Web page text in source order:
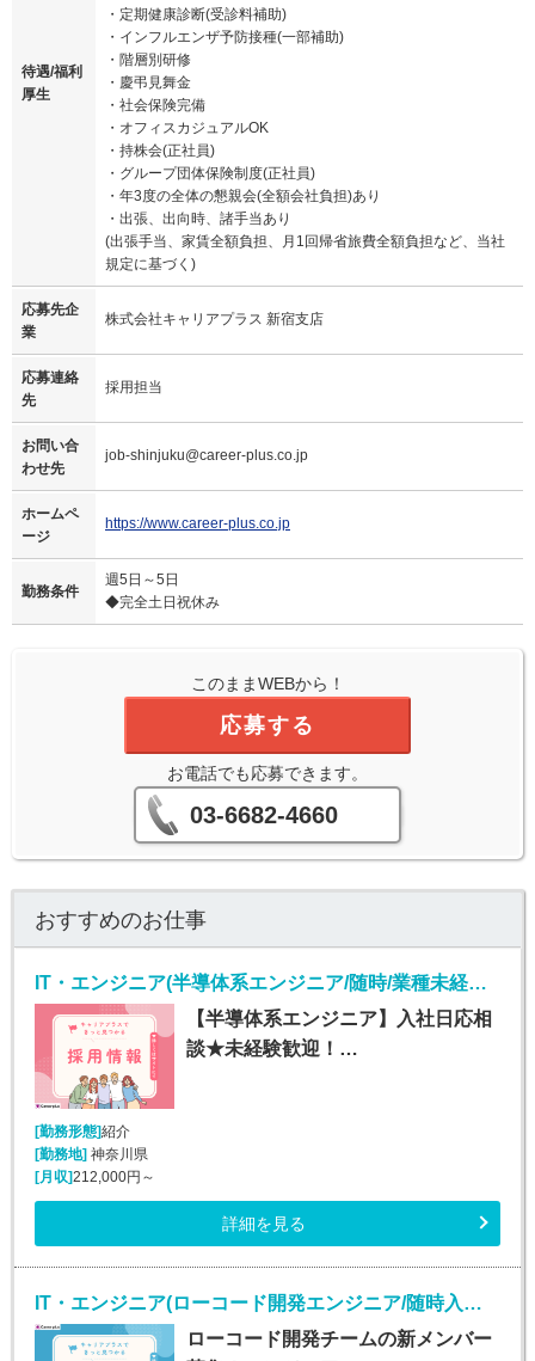
待遇/福利
厚生
・定期健康診断(受診料補助)
・インフルエンザ予防接種(一部補助)
・階層別研修
・慶弔見舞金
・社会保険完備
・オフィスカジュアルOK
・持株会(正社員)
・グループ団体保険制度(正社員)
・年3度の全体の懇親会(全額会社負担)あり
・出張、出向時、諸手当あり
(出張手当、家賃全額負担、月1回帰省旅費全額負担など、当社
規定に基づく)
応募先企
業
株式会社キャリアプラス 新宿支店
応募連絡
先
採用担当
お問い合
わせ先
job-shinjuku@career-plus.co.jp
ホームペ
ージ
https://www.career-plus.co.jp
勤務条件
週5日～5日
◆完全土日祝休み
このままWEBから！
応募する
お電話でも応募できます。
03-6682-4660
おすすめのお仕事
IT・エンジニア(半導体系エンジニア/随時/業種未経験OK)
【半導体系エンジニア】入社日応相
談★未経験歓迎！…
[勤務形態]紹介
[勤務地] 神奈川県
[月収]212,000円～
詳細を見る
IT・エンジニア(ローコード開発エンジニア/随時入社/正社員)
ローコード開発チームの新メンバー